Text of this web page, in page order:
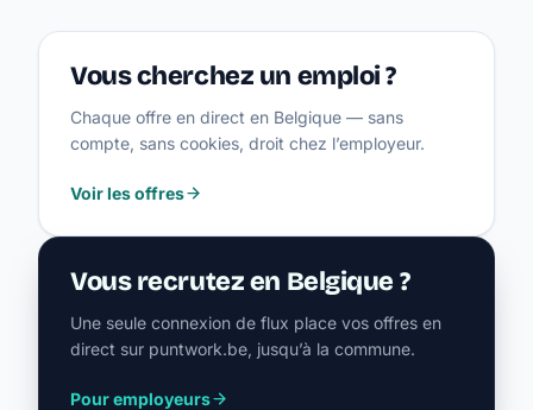
Vous cherchez un emploi ?
Chaque offre en direct en Belgique — sans
compte, sans cookies, droit chez l’employeur.
Voir les offres
Vous recrutez en Belgique ?
Une seule connexion de flux place vos offres en
direct sur puntwork.be, jusqu’à la commune.
Pour employeurs